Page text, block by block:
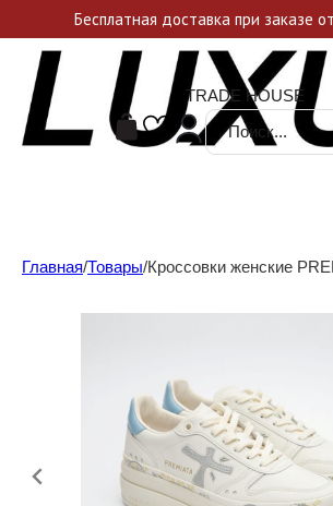
Уникальные акции и спецпредложения каждую неделю,
TRADE HOUSE
Поиск ...
Главная/Товары/Кроссовки женские
Бесплатная доставка при заказе от